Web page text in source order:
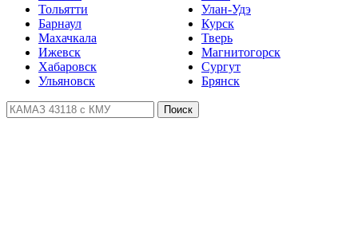
Тольятти
Барнаул
Махачкала
Ижевск
Хабаровск
Ульяновск
Улан-Удэ
Курск
Тверь
Магнитогорск
Сургут
Брянск
Поиск